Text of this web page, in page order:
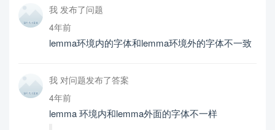
我 发布了问题
4年前
lemma环境内的字体和lemma环境外的字体不一致
我 对问题发布了答案
4年前
lemma 环境内和lemma外面的字体不一样